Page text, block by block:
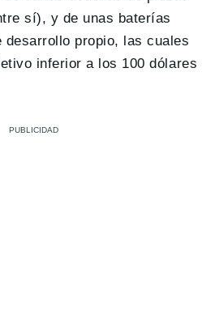
sí), y de unas baterías
desarrollo propio, las cuales
inferior a los 100 dólares